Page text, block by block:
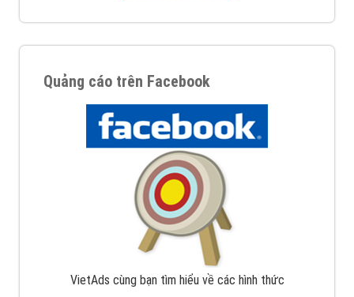
Quảng cáo trên Facebook
VietAds cùng bạn tìm hiểu về các hình thức